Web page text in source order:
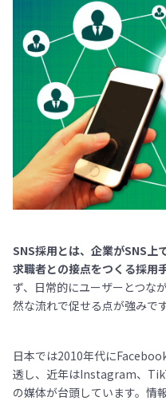
SNS採用とは、企業がSNS上
求職者との接点をつくる採用
ず、日常的にユーザーとつな
然な流れで促せる点が強みです
日本では2010年代に
透し、近年はInstagram、
の媒体が台頭しています。情